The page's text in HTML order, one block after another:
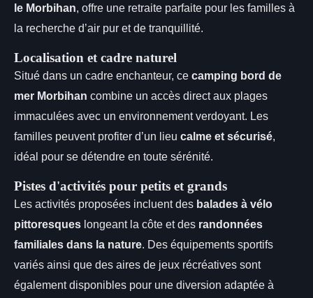
le Morbihan, offre une retraite parfaite pour les familles à
la recherche d’air pur et de tranquillité.
Localisation et cadre naturel
Situé dans un cadre enchanteur, ce camping bord de
mer Morbihan combine un accès direct aux plages
immaculées avec un environnement verdoyant. Les
familles peuvent profiter d’un lieu calme et sécurisé,
idéal pour se détendre en toute sérénité.
Pistes d'activités pour petits et grands
Les activités proposées incluent des balades à vélo
pittoresques longeant la côte et des randonnées
familiales dans la nature. Des équipements sportifs
variés ainsi que des aires de jeux récréatives sont
également disponibles pour une diversion adaptée à